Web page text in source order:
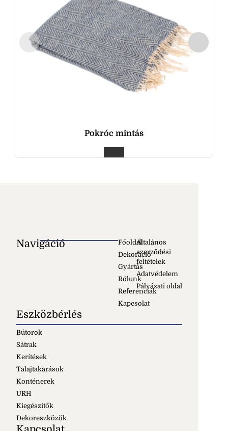
Pokróc mintás
Navigáció
Főoldal
Dekoráció
Gyártás
Rólunk
Referenciák
Kapcsolat
Általános
szerződési
feltételek
Adatvédelem
Pályázati oldal
Eszközbérlés
Bútorok
Sátrak
Kerítések
Talajtakarások
Konténerek
URH
Kiegészítők
Dekoreszközök